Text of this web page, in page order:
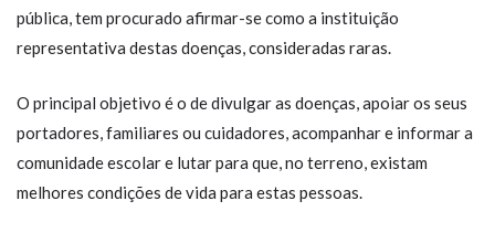
pública, tem procurado afirmar-se como a instituição
representativa destas doenças, consideradas raras.
O principal objetivo é o de divulgar as doenças, apoiar os seus
portadores, familiares ou cuidadores, acompanhar e informar a
comunidade escolar e lutar para que, no terreno, existam
melhores condições de vida para estas pessoas.